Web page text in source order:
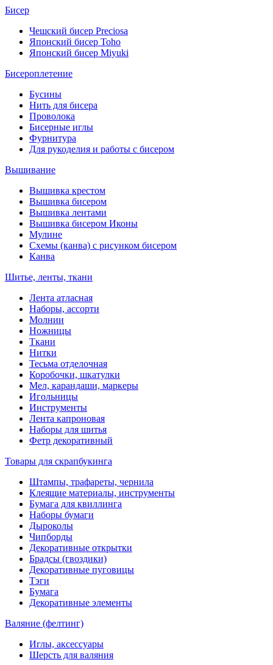
Бисер
Чешский бисер Preciosa
Японский бисер Toho
Японский бисер Miyuki
Бисероплетение
Бусины
Нить для бисера
Проволока
Бисерные иглы
Фурнитура
Для рукоделия и работы с бисером
Вышивание
Вышивка крестом
Вышивка бисером
Вышивка лентами
Вышивка бисером Иконы
Мулине
Схемы (канва) с рисунком бисером
Канва
Шитье, ленты, ткани
Лента атласная
Наборы, ассорти
Молнии
Ножницы
Ткани
Нитки
Тесьма отделочная
Коробочки, шкатулки
Мел, карандаши, маркеры
Игольницы
Инструменты
Лента капроновая
Наборы для шитья
Фетр декоративный
Товары для скрапбукинга
Штампы, трафареты, чернила
Клеящие материалы, инструменты
Бумага для квиллинга
Наборы бумаги
Дыроколы
Чипборды
Декоративные открытки
Брадсы (гвоздики)
Декоративные пуговицы
Тэги
Бумага
Декоративные элементы
Валяние (фелтинг)
Иглы, аксессуары
Шерсть для валяния